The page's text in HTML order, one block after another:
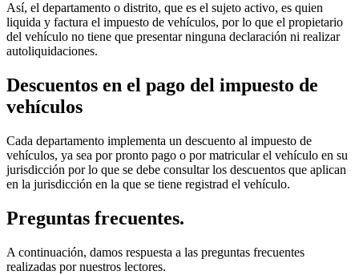
Así, el departamento o distrito, que es el sujeto activo, es quien
liquida y factura el impuesto de vehículos, por lo que el propietario
del vehículo no tiene que presentar ninguna declaración ni realizar
autoliquidaciones.
Descuentos en el pago del impuesto de
vehículos
Cada departamento implementa un descuento al impuesto de
vehículos, ya sea por pronto pago o por matricular el vehículo en su
jurisdicción por lo que se debe consultar los descuentos que aplican
en la jurisdicción en la que se tiene registrad el vehículo.
Preguntas frecuentes.
A continuación, damos respuesta a las preguntas frecuentes
realizadas por nuestros lectores.